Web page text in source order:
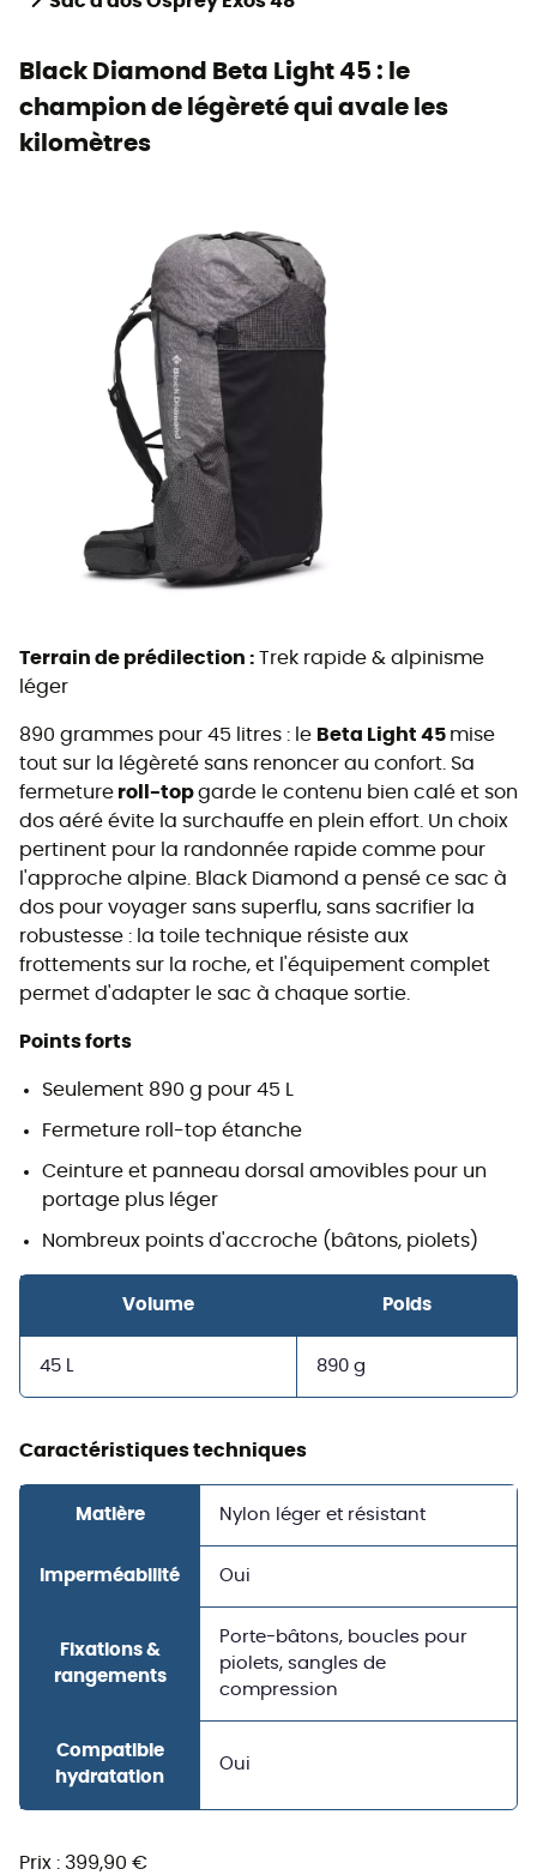
Black Diamond Beta Light 45 : le
champion de légèreté qui avale les
kilomètres
Terrain de prédilection : Trek rapide & alpinisme
léger
890 grammes pour 45 litres : le Beta Light 45 mise
tout sur la légèreté sans renoncer au confort. Sa
fermeture roll-topgarde le contenu bien calé et son
dos aéré évite la surchauffe en plein effort. Un choix
pertinent pour la randonnée rapide comme pour
l'approche alpine. Black Diamond a pensé ce sac à
dos pour voyager sans superflu, sans sacrifier la
robustesse : la toile technique résiste aux
frottements sur la roche, et l'équipement complet
permet d'adapter le sac à chaque sortie.
Points forts
Seulement 890 g pour 45 L
Fermeture roll-top étanche
Ceinture et panneau dorsal amovibles pour un
portage plus léger
Nombreux points d'accroche (bâtons, piolets)
Volume Poids
45 L 890 g
Caractéristiques techniques
Matière Nylon léger et résistant
Imperméabilité Oui
Fixations &
rangements
Porte-bâtons, boucles pour
piolets, sangles de
compression
Compatible
hydratation
Oui
Prix : 399,90 €